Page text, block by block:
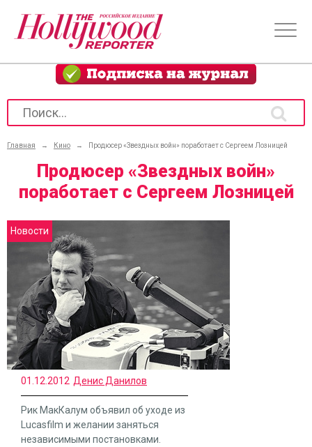
Главная → Кино → Продюсер «Звездных войн» поработает с Сергеем Лозницей
Продюсер «Звездных войн»
поработает с Сергеем Лозницей
Новости
01.12.2012 Денис Данилов
Рик МакКалум объявил об уходе из
Lucasfilm и желании заняться
независимыми постановками.